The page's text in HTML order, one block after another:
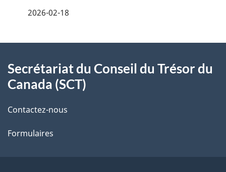
i
s
d
2026-02-18
propos
de
ce
site
Secrétariat du Conseil du Trésor du
Canada (SCT)
Contactez-nous
Formulaires